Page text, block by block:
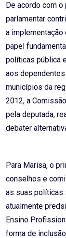
De acordo com
parlamentar
a implementação
papel
políticas pública
aos
municípios da
2012, a
pela deputada,
debater
Para Marisa, o
conselhos e
as suas políticas
atualmente
Ensino
forma de